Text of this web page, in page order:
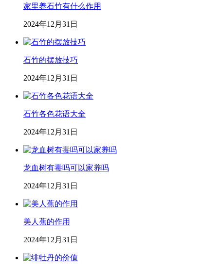
家里养石竹有什么作用
2024年12月31日
石竹的摆放技巧
2024年12月31日
石竹各色花语大全
2024年12月31日
龙血树有毒吗可以家养吗
2024年12月31日
美人蕉的作用
2024年12月31日